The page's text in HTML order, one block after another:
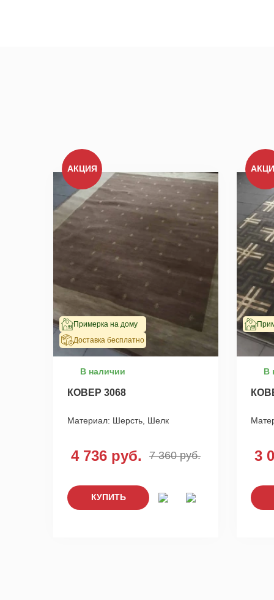
АКЦИЯ
Примерка на дому
Доставка бесплатно
В наличии
КОВЕР 3068
Материал: Шерсть, Шелк
4 736 руб. 7 360 руб.
КУПИТЬ
В
3